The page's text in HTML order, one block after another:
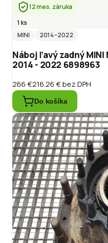
12 mes. záruka
1 ks
MINI
2014–2022
Náboj ľavý zadný MINI
2014 - 2022 6898963
266 €216.26 €bez DPH
Do košíka